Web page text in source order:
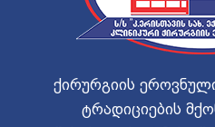
ქირურგიის
ტრადიციების